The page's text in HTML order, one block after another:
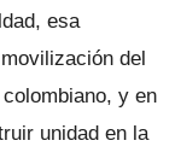
esa
del
y en
unidad en la